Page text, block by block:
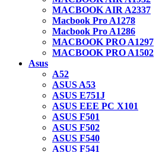
MACBOOK AIR A2337
Macbook Pro A1278
Macbook Pro A1286
MACBOOK PRO A1297
MACBOOK PRO A1502
Asus
A52
ASUS A53
ASUS E751J
ASUS EEE PC X101
ASUS F501
ASUS F502
ASUS F540
ASUS F541